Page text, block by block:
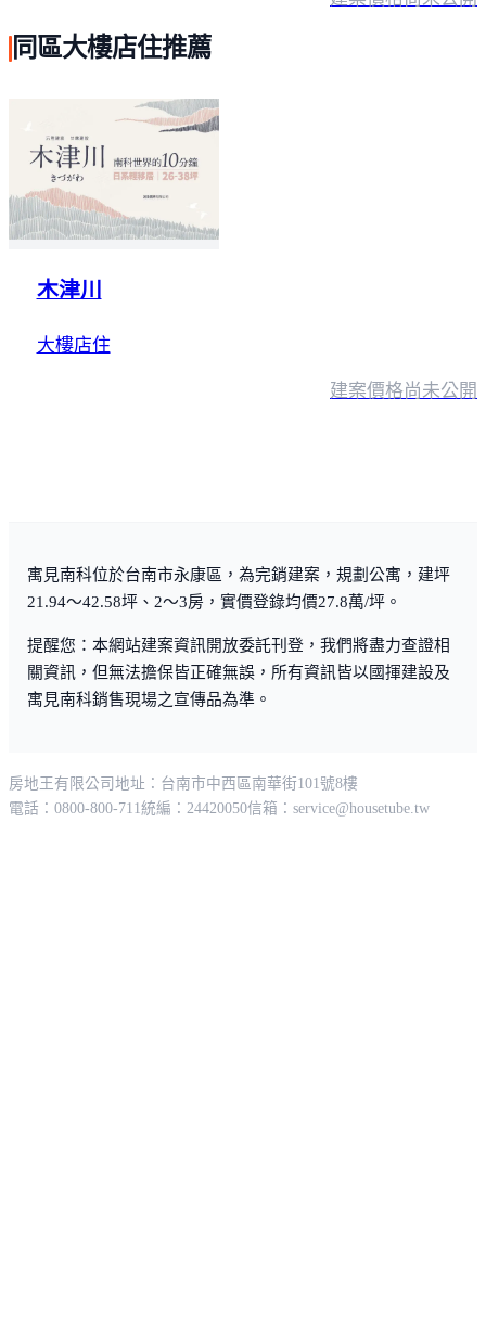
同區大樓店住推薦
木津川
大樓店住
建案價格尚未公開
寓見南科位於台南市永康區，為完銷建案，規劃公寓，建坪
21.94～42.58坪、2～3房，實價登錄均價27.8萬/坪。
提醒您：本網站建案資訊開放委託刊登，我們將盡力查證相
關資訊，但無法擔保皆正確無誤，所有資訊皆以國揮建設及
寓見南科銷售現場之宣傳品為準。
房地王有限公司 地址：台南市中西區南華街101號8樓
電話：0800-800-711統編：24420050信箱： service@housetube.tw